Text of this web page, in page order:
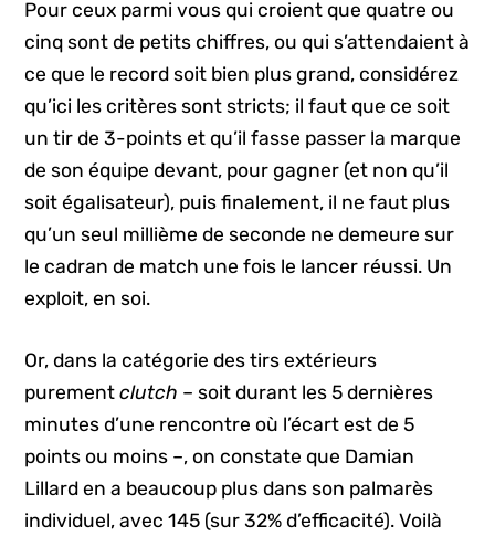
Pour ceux parmi vous qui croient que quatre ou
cinq sont de petits chiffres, ou qui s’attendaient à
ce que le record soit bien plus grand, considérez
qu’ici les critères sont stricts; il faut que ce soit
un tir de 3-points et qu’il fasse passer la marque
de son équipe devant, pour gagner (et non qu’il
soit égalisateur), puis finalement, il ne faut plus
qu’un seul millième de seconde ne demeure sur
le cadran de match une fois le lancer réussi. Un
exploit, en soi.
Or, dans la catégorie des tirs extérieurs
purementclutch – soit durant les 5 dernières
minutes d’une rencontre où l’écart est de 5
points ou moins –, on constate que Damian
Lillard en a beaucoup plus dans son palmarès
individuel, avec 145 (sur 32% d’efficacité). Voilà